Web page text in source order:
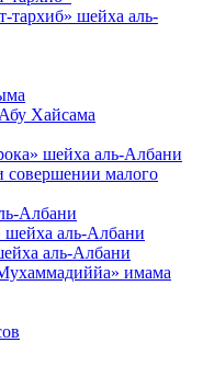
тархиб» шейха аль-
Хайсама
шейха аль-Албани
совершении малого
Албани
шейха аль-Албани
аль-Албани
имама